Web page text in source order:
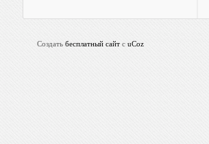
Создать бесплатный сайт с uCoz